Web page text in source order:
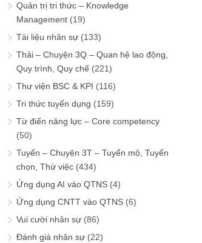
Quản trị tri thức – Knowledge
Management (19)
Tài liệu nhân sự (133)
Thải – Chuyện 3Q – Quan hệ lao động,
Quy trình, Quy chế (221)
Thư viện BSC & KPI (116)
Tri thức tuyển dụng (159)
Từ điển năng lực – Core competency
(50)
Tuyển – Chuyện 3T – Tuyển mộ, Tuyển
chọn, Thử việc (434)
Ứng dụng AI vào QTNS (4)
Ứng dụng CNTT vào QTNS (6)
Vui cười nhân sự (86)
Đánh giá nhân sự (22)